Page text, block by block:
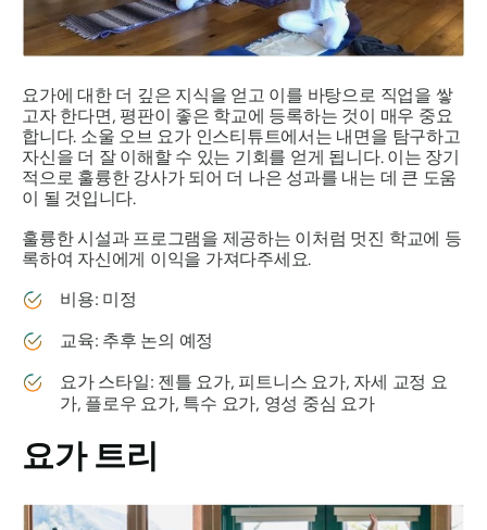
요가에 대한 더 깊은 지식을 얻고 이를 바탕으로 직업을 쌓
고자 한다면, 평판이 좋은 학교에 등록하는 것이 매우 중요
합니다. 소울 오브 요가 인스티튜트에서는 내면을 탐구하고
자신을 더 잘 이해할 수 있는 기회를 얻게 됩니다. 이는 장기
적으로 훌륭한 강사가 되어 더 나은 성과를 내는 데 큰 도움
이 될 것입니다.
훌륭한 시설과 프로그램을 제공하는 이처럼 멋진 학교에 등
록하여 자신에게 이익을 가져다주세요.
비용: 미정
교육: 추후 논의 예정
요가 스타일: 젠틀 요가, 피트니스 요가, 자세 교정 요
가, 플로우 요가, 특수 요가, 영성 중심 요가
요가 트리